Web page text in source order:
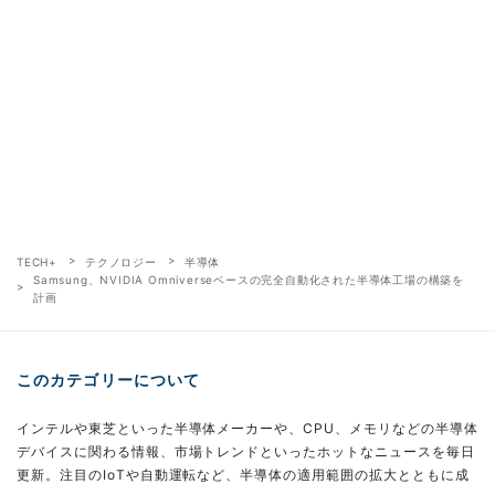
TECH+ テクノロジー
半導体
Samsung、NVIDIA Omniverseベースの完全自動化された半導体工場の構築を
計画
このカテゴリーについて
インテルや東芝といった半導体メーカーや、CPU、メモリなどの半導体
デバイスに関わる情報、市場トレンドといったホットなニュースを毎日
更新。注目のIoTや自動運転など、半導体の適用範囲の拡大とともに成